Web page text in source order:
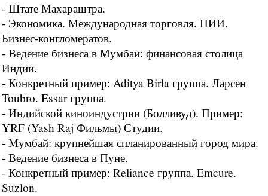
- Штате Махараштра.
- Экономика. Международная торговля. ПИИ.
Бизнес-конгломератов.
- Ведение бизнеса в Мумбаи: финансовая столица
Индии.
- Конкретный пример: Aditya Birla группа. Ларсен
Toubro. Essar группа.
- Индийской киноиндустрии (Болливуд). Пример:
YRF (Yash Raj Фильмы) Студии.
- Мумбай: крупнейшая спланированный город мира.
- Ведение бизнеса в Пуне.
- Конкретный пример: Reliance группа. Emcure.
Suzlon.